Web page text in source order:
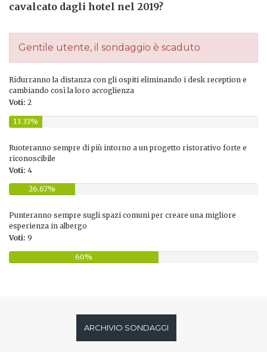
cavalcato dagli hotel nel 2019?
Gentile utente, il sondaggio è scaduto
Ridurranno la distanza con gli ospiti eliminando i desk reception e
cambiando così la loro accoglienza
Voti: 2
13.33%
Ruoteranno sempre di più intorno a un progetto ristorativo forte e
riconoscibile
Voti: 4
26.67%
Punteranno sempre sugli spazi comuni per creare una migliore
esperienza in albergo
Voti: 9
60%
ARCHIVIO SONDAGGI